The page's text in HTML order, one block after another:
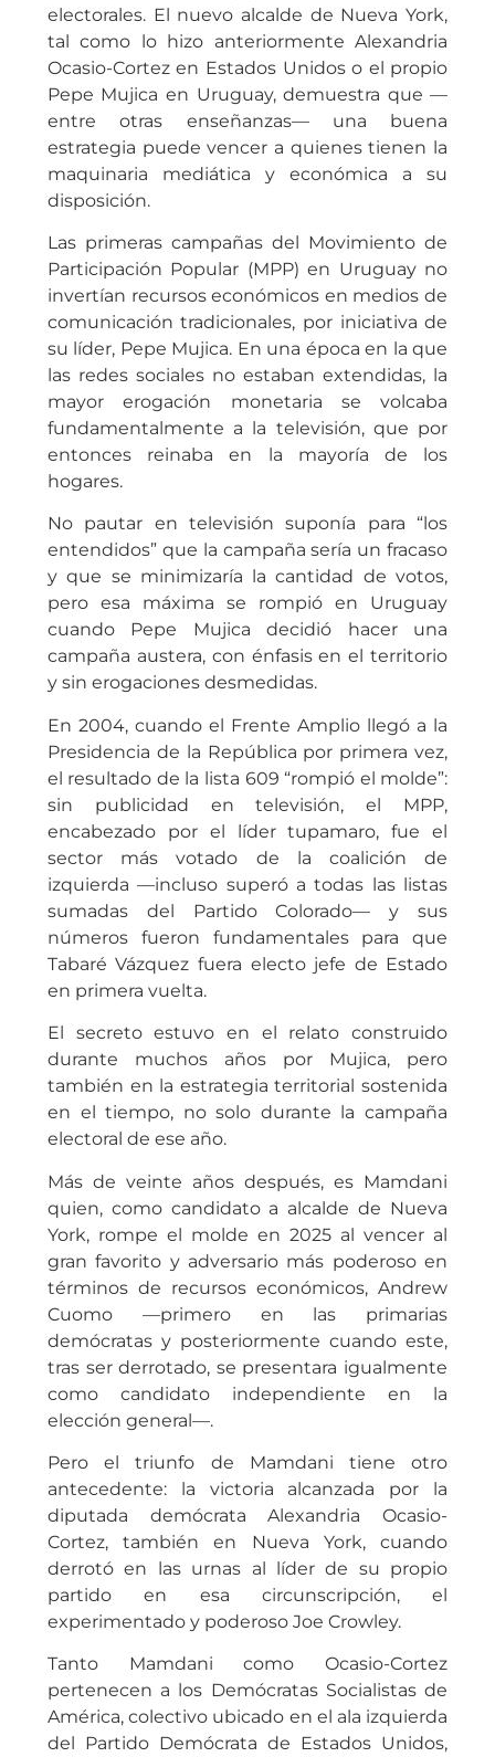
electorales. El nuevo alcalde de Nueva York,
tal como lo hizo anteriormente Alexandria
Ocasio-Cortez en Estados Unidos o el propio
Pepe Mujica en Uruguay, demuestra que —
entre otras enseñanzas— una buena
estrategia puede vencer a quienes tienen la
maquinaria mediática y económica a su
disposición.
Las primeras campañas del Movimiento de
Participación Popular (MPP) en Uruguay no
invertían recursos económicos en medios de
comunicación tradicionales, por iniciativa de
su líder, Pepe Mujica. En una época en la que
las redes sociales no estaban extendidas, la
mayor erogación monetaria se volcaba
fundamentalmente a la televisión, que por
entonces reinaba en la mayoría de los
hogares.
No pautar en televisión suponía para “los
entendidos” que la campaña sería un fracaso
y que se minimizaría la cantidad de votos,
pero esa máxima se rompió en Uruguay
cuando Pepe Mujica decidió hacer una
campaña austera, con énfasis en el territorio
y sin erogaciones desmedidas.
En 2004, cuando el Frente Amplio llegó a la
Presidencia de la República por primera vez,
el resultado de la lista 609 “rompió el molde”:
sin publicidad en televisión, el MPP,
encabezado por el líder tupamaro, fue el
sector más votado de la coalición de
izquierda —incluso superó a todas las listas
sumadas del Partido Colorado— y sus
números fueron fundamentales para que
Tabaré Vázquez fuera electo jefe de Estado
en primera vuelta.
El secreto estuvo en el relato construido
durante muchos años por Mujica, pero
también en la estrategia territorial sostenida
en el tiempo, no solo durante la campaña
electoral de ese año.
Más de veinte años después, es Mamdani
quien, como candidato a alcalde de Nueva
York, rompe el molde en 2025 al vencer al
gran favorito y adversario más poderoso en
términos de recursos económicos, Andrew
Cuomo —primero en las primarias
demócratas y posteriormente cuando este,
tras ser derrotado, se presentara igualmente
como candidato independiente en la
elección general—.
Pero el triunfo de Mamdani tiene otro
antecedente: la victoria alcanzada por la
diputada demócrata Alexandria Ocasio-
Cortez, también en Nueva York, cuando
derrotó en las urnas al líder de su propio
partido en esa circunscripción, el
experimentado y poderoso Joe Crowley.
Tanto Mamdani como Ocasio-Cortez
pertenecen a los Demócratas Socialistas de
América, colectivo ubicado en el ala izquierda
del Partido Demócrata de Estados Unidos,